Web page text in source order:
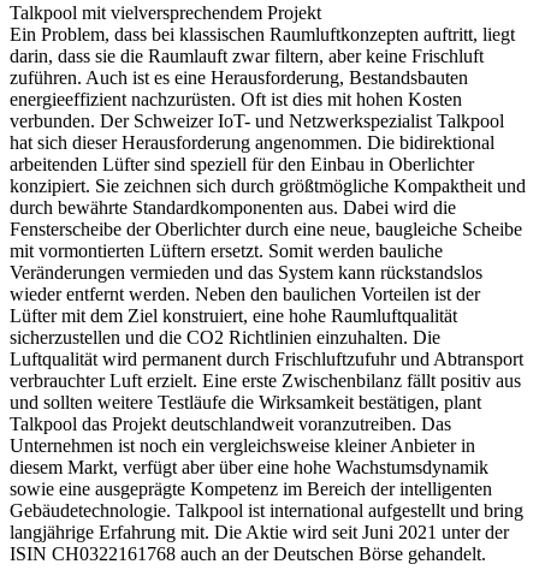
Talkpool mit vielversprechendem Projekt
Ein Problem, dass bei klassischen Raumluftkonzepten auftritt, liegt
darin, dass sie die Raumlauft zwar filtern, aber keine Frischluft
zuführen. Auch ist es eine Herausforderung, Bestandsbauten
energieeffizient nachzurüsten. Oft ist dies mit hohen Kosten
verbunden. Der Schweizer IoT- und Netzwerkspezialist Talkpool
hat sich dieser Herausforderung angenommen. Die bidirektional
arbeitenden Lüfter sind speziell für den Einbau in Oberlichter
konzipiert. Sie zeichnen sich durch größtmögliche Kompaktheit und
durch bewährte Standardkomponenten aus. Dabei wird die
Fensterscheibe der Oberlichter durch eine neue, baugleiche Scheibe
mit vormontierten Lüftern ersetzt. Somit werden bauliche
Veränderungen vermieden und das System kann rückstandslos
wieder entfernt werden. Neben den baulichen Vorteilen ist der
Lüfter mit dem Ziel konstruiert, eine hohe Raumluftqualität
sicherzustellen und die CO2 Richtlinien einzuhalten. Die
Luftqualität wird permanent durch Frischluftzufuhr und Abtransport
verbrauchter Luft erzielt. Eine erste Zwischenbilanz fällt positiv aus
und sollten weitere Testläufe die Wirksamkeit bestätigen, plant
Talkpool das Projekt deutschlandweit voranzutreiben. Das
Unternehmen ist noch ein vergleichsweise kleiner Anbieter in
diesem Markt, verfügt aber über eine hohe Wachstumsdynamik
sowie eine ausgeprägte Kompetenz im Bereich der intelligenten
Gebäudetechnologie. Talkpool ist international aufgestellt und bring
langjährige Erfahrung mit. Die Aktie wird seit Juni 2021 unter der
ISIN CH0322161768 auch an der Deutschen Börse gehandelt.